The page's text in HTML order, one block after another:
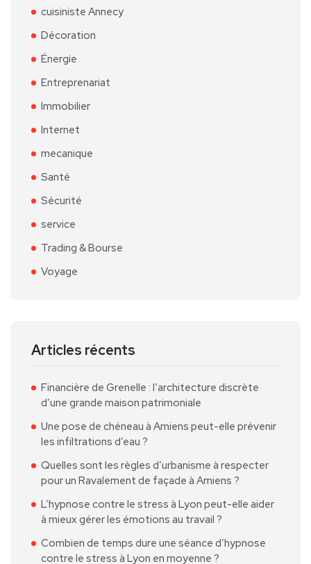
cuisiniste Annecy
Décoration
Énergie
Entreprenariat
Immobilier
Internet
mecanique
Santé
Sécurité
service
Trading & Bourse
Voyage
Articles récents
Financière de Grenelle : l’architecture discrète
d’une grande maison patrimoniale
Une pose de chéneau à Amiens peut-elle prévenir
les infiltrations d’eau ?
Quelles sont les règles d’urbanisme à respecter
pour un Ravalement de façade à Amiens ?
L’hypnose contre le stress à Lyon peut-elle aider
à mieux gérer les émotions au travail ?
Combien de temps dure une séance d’hypnose
contre le stress à Lyon en moyenne ?